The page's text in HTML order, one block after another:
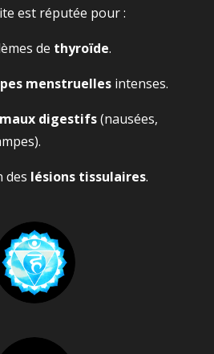
est réputée pour :
de thyroïde.
menstruelles intenses.
maux digestifs(nausées,
des lésions tissulaires.